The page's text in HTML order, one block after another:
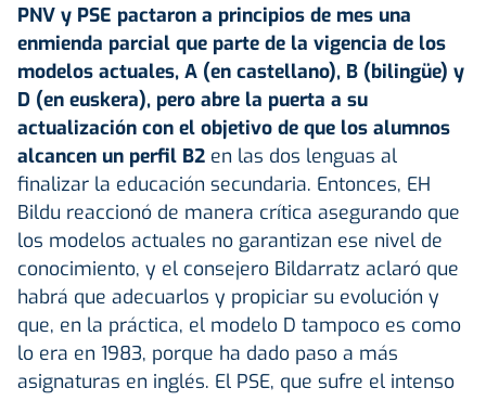
PNV y PSE pactaron a principios de mes una
enmienda parcial que parte de la vigencia de los
modelos actuales, A (en castellano), B (bilingüe) y
D (en euskera), pero abre la puerta a su
actualización con el objetivo de que los alumnos
alcancen un perfil B2 en las dos lenguas al
finalizar la educación secundaria. Entonces, EH
Bildu reaccionó de manera crítica asegurando que
los modelos actuales no garantizan ese nivel de
conocimiento, y el consejero Bildarratz aclaró que
habrá que adecuarlos y propiciar su evolución y
que, en la práctica, el modelo D tampoco es como
lo era en 1983, porque ha dado paso a más
asignaturas en inglés. El PSE, que sufre el intenso